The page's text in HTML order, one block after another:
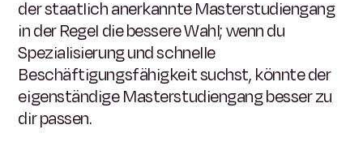
der staatlich anerkannte Masterstudiengang
in der Regel die bessere Wahl; wenn du
Spezialisierung und schnelle
Beschäftigungsfähigkeit suchst, könnte der
eigenständige Masterstudiengang besser zu
dir passen.